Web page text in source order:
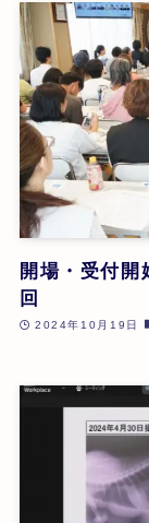
開場・受付
回
2024年10月19日